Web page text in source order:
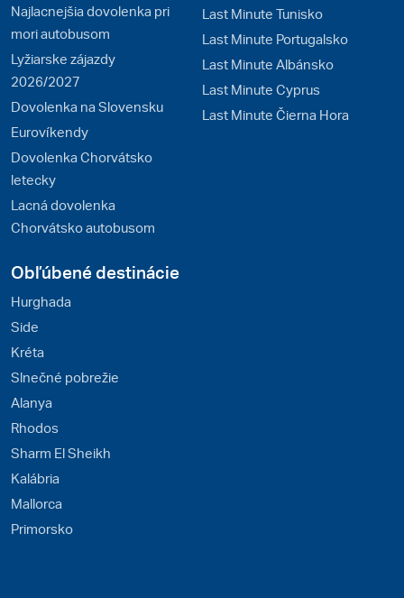
Najlacnejšia dovolenka pri
mori autobusom
Lyžiarske zájazdy
2026/2027
Dovolenka na Slovensku
Eurovíkendy
Dovolenka Chorvátsko
letecky
Lacná dovolenka
Chorvátsko autobusom
Last Minute Tunisko
Last Minute Portugalsko
Last Minute Albánsko
Last Minute Cyprus
Last Minute Čierna Hora
Obľúbené destinácie
Hurghada
Side
Kréta
Slnečné pobrežie
Alanya
Rhodos
Sharm El Sheikh
Kalábria
Mallorca
Primorsko